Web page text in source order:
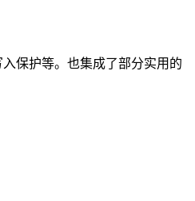
保护等。也集成了部分实用的